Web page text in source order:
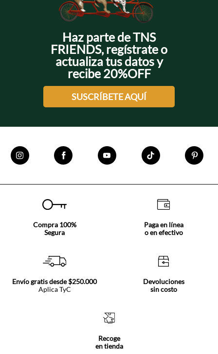
Haz parte de TNS
FRIENDS, regístrate o
actualiza tus datos y
recibe 20%OFF
SUSCRÍBETE AQUÍ
Compra 100%
Segura
Paga en línea
o en efectivo
Envío gratis desde $250.000
Aplica TyC
Devoluciones
sin costo
Recoge
en tienda